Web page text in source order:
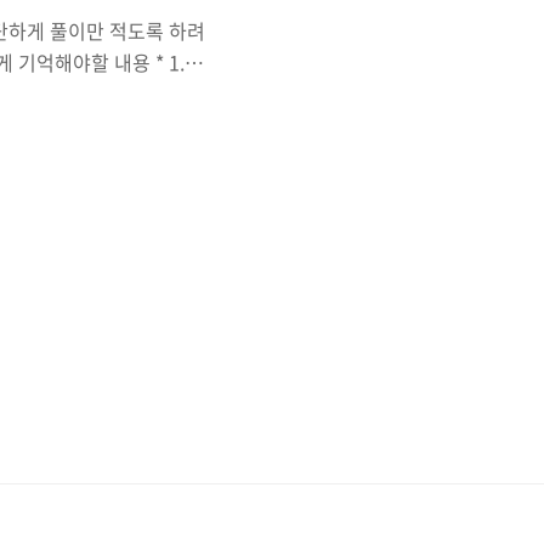
게 풀이만 적도록 하려
기억해야할 내용 * 1.
비교 3. 가장 중요한건